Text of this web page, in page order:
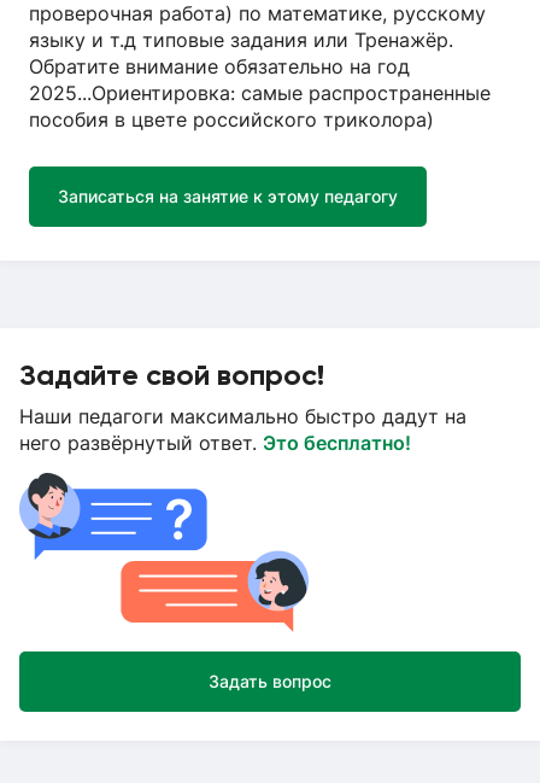
проверочная работа) по математике, русскому
языку и т.д типовые задания или Тренажёр.
Обратите внимание обязательно на год
2025...Ориентировка: самые распространенные
пособия в цвете российского триколора)
Записаться на занятие к этому педагогу
Задайте свой вопрос!
Наши педагоги максимально быстро дадут на
него развёрнутый ответ. Это бесплатно!
Задать вопрос